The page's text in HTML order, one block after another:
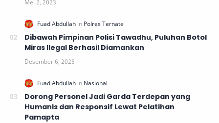
Dibawah Pimpinan Polisi Tawadhu, Puluhan Botol
Miras Ilegal Berhasil Diamankan
Dorong Personel Jadi Garda Terdepan yang
Humanis dan Responsif Lewat Pelatihan
Pamapta